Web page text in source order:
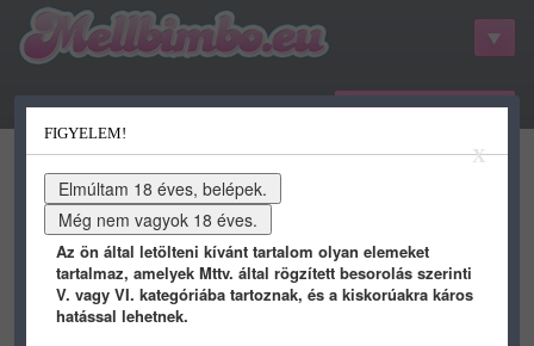
belépés / regisztráció
kategóriák hots gifs porn
youtube qdb
X
FIGYELEM!
Az ön által letölteni kívánt tartalom olyan elemeket
tartalmaz, amelyek Mttv. által rögzített besorolás szerinti
V. vagy VI. kategóriába tartoznak, és a kiskorúakra káros
hatással lehetnek.